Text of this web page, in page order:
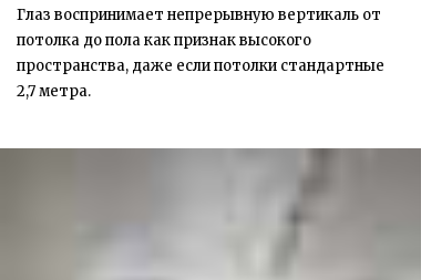
Глаз воспринимает непрерывную вертикаль от
потолка до пола как признак высокого
пространства, даже если потолки стандартные
2,7 метра.